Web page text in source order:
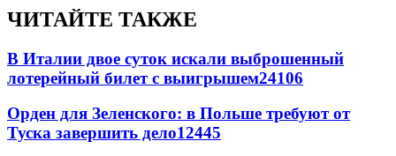
ЧИТАЙТЕ ТАКЖЕ
В Италии двое суток искали выброшенный
лотерейный билет с выигрышем24106
Орден для Зеленского: в Польше требуют от
Туска завершить дело12445